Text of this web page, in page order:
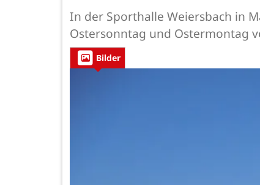
In der Sporthalle Weiersbach in
Ostersonntag und Ostermontag
Bilder